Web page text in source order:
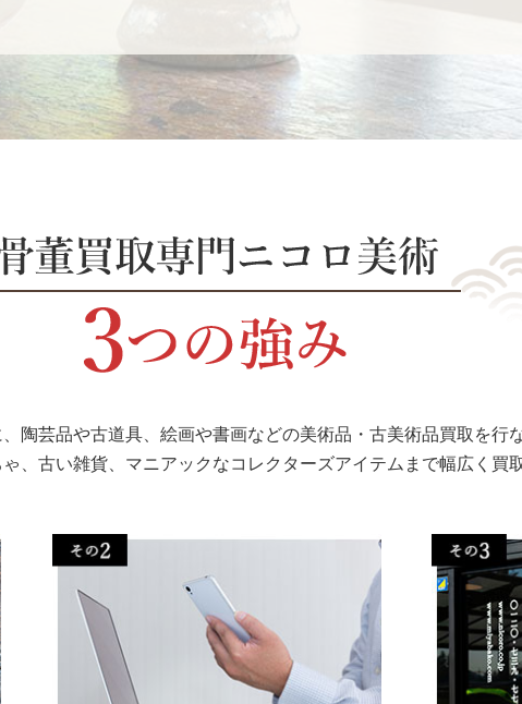
陶芸品や古道具、絵画や書画などの美術品・古美術品買取を行
、古い雑貨、マニアックなコレクターズアイテムまで幅広く買